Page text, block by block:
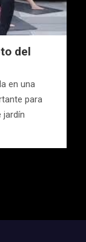
del
en una
para
jardín